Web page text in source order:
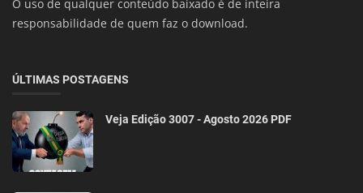
O uso de qualquer conteúdo baixado é de inteira
responsabilidade de quem faz o download.
ÚLTIMAS POSTAGENS
Veja Edição 3007 - Agosto 2026 PDF